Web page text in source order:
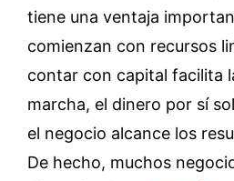
tiene una ventaja
comienzan con recursos
contar con capital facilita
marcha, el dinero por sí
el negocio alcance los
De hecho, muchos